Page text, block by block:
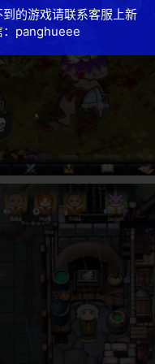
到的游戏请联系客服上新
：panghueee